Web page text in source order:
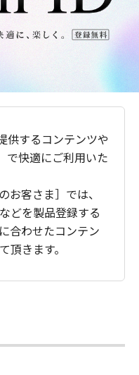
供するコンテンツや
で快適にご利用いた
お客さま］では、
どを製品登録する
合わせたコンテン
頂きます。